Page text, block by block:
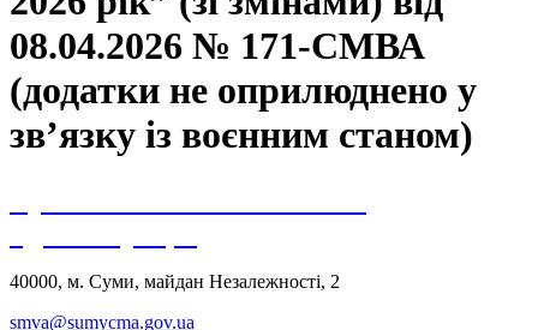
08.04.2026 № 171-СМВА
(додатки не оприлюднено у
зв’язку із воєнним станом)
40000, м. Суми, майдан Незалежності, 2
smva@sumycma.gov.ua